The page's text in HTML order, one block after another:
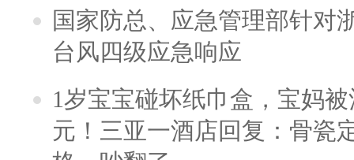
国家防总、应急管理部针对
台风四级应急响应
1岁宝宝碰坏纸巾盒，宝妈
元！三亚一酒店回复：骨瓷